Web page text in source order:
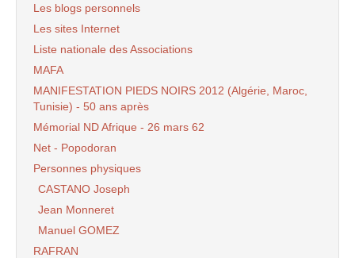
Les blogs personnels
Les sites Internet
Liste nationale des Associations
MAFA
MANIFESTATION PIEDS NOIRS 2012 (Algérie, Maroc,
Tunisie) - 50 ans après
Mémorial ND Afrique - 26 mars 62
Net - Popodoran
Personnes physiques
CASTANO Joseph
Jean Monneret
Manuel GOMEZ
RAFRAN